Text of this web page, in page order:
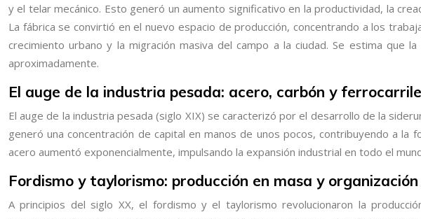
y el telar mecánico. Esto generó un aumento significativo en la productividad, la
La fábrica se convirtió en el nuevo espacio de producción, concentrando a los
crecimiento urbano y la migración masiva del campo a la ciudad. Se estima que
aproximadamente.
El auge de la industria pesada: acero, carbón y
El auge de la industria pesada (siglo XIX) se caracterizó por el desarrollo de la
generó una concentración de capital en manos de unos pocos, contribuyendo a
acero aumentó exponencialmente, impulsando la expansión industrial en todo el
Fordismo y taylorismo: producción en masa y
A principios del siglo XX, el fordismo y el taylorismo revolucionaron la